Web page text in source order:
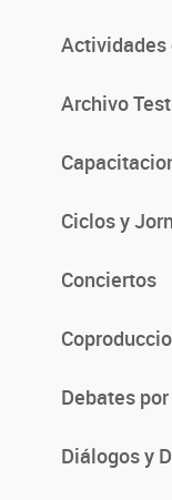
Actividades
Archivo
Ciclos y
Conciertos
Debates
Diálogos y